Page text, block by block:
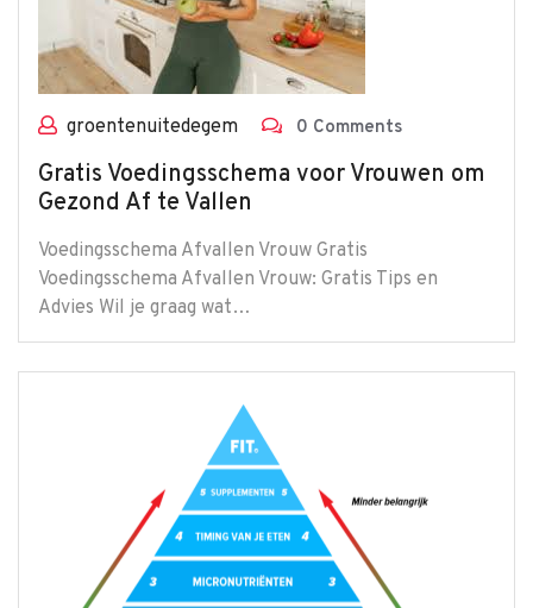
groentenuitedegem 0 Comments
Gratis Voedingsschema voor Vrouwen om
Gezond Af te Vallen
Voedingsschema Afvallen Vrouw Gratis
Voedingsschema Afvallen Vrouw: Gratis Tips en
Advies Wil je graag wat…